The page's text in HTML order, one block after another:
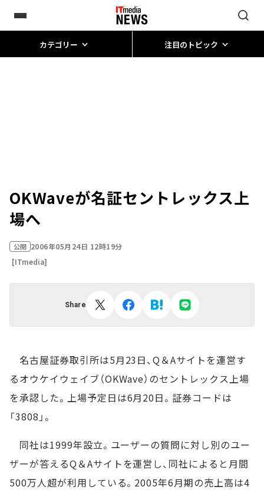
カテゴリー 注目のトピック
OKWaveが名証セントレックス上
場へ
公開 2006年05月24日 12時19分
[ITmedia]
Share
名古屋証券取引所は5月23日、Q＆Aサイトを運営す
るオウケイウェイブ（OKWave）のセントレックス上場
を承認した。上場予定日は6月20日。証券コードは
「3808」。
同社は1999年設立。ユーザーの質問に対し別のユー
ザーが答えるQ＆Aサイトを運営し、同社によると月間
500万人超が利用している。2005年6月期の売上高は4